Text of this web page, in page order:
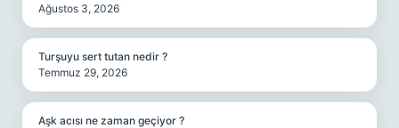
Ağustos 3, 2026
Turşuyu sert tutan nedir ?
Temmuz 29, 2026
Aşk acısı ne zaman geçiyor ?